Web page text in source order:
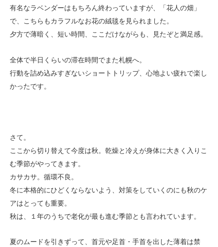
有名なラベンダーはもちろん終わっていますが、「花人の畑」
で、こちらもカラフルなお花の絨毯を見られました。
夕方で薄暗く、短い時間、ここだけながらも、見たぞと満足感。
全体で半日くらいの滞在時間でまた札幌へ。
行動を詰め込みすぎないショートトリップ、心地よい疲れで楽し
かったです。
さて。
ここから切り替えて今度は秋。乾燥と冷えが身体に大きく入りこ
む季節がやってきます。
カサカサ。循環不良。
冬に本格的にひどくならないよう、対策をしていくのにも秋のケ
アはとっても重要。
秋は、１年のうちで老化が最も進む季節とも言われています。
夏のムードを引きずって、首元や足首・手首を出した薄着は禁